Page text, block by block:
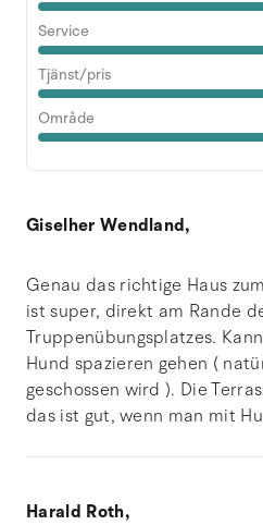
Service
Tjänst/pris
Område
Giselher Wendland,
Genau das richtige Haus
ist super, direkt am Rande
Truppenübungsplatzes.
Hund spazieren gehen (
geschossen wird ). Die
das ist gut, wenn man mit
Harald Roth,